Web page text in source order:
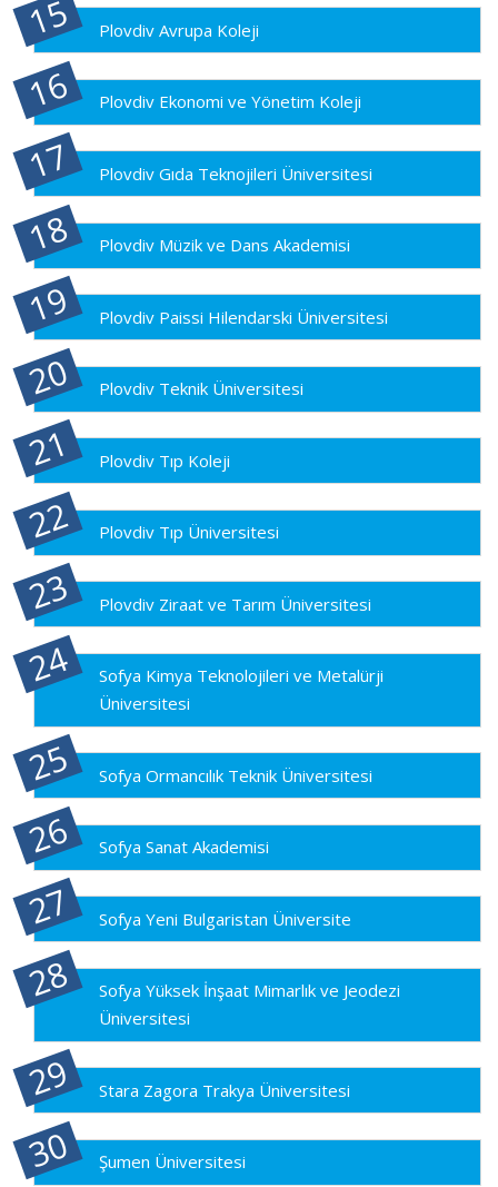
Plovdiv Avrupa Koleji
Plovdiv Ekonomi ve Yönetim Koleji
Plovdiv Gıda Teknojileri Üniversitesi
Plovdiv Müzik ve Dans Akademisi
Plovdiv Paissi Hilendarski Üniversitesi
Plovdiv Teknik Üniversitesi
Plovdiv Tıp Koleji
Plovdiv Tıp Üniversitesi
Plovdiv Ziraat ve Tarım Üniversitesi
Sofya Kimya Teknolojileri ve Metalürji
Üniversitesi
Sofya Ormancılık Teknik Üniversitesi
Sofya Sanat Akademisi
Sofya Yeni Bulgaristan Üniversite
Sofya Yüksek İnşaat Mimarlık ve Jeodezi
Üniversitesi
Stara Zagora Trakya Üniversitesi
Şumen Üniversitesi